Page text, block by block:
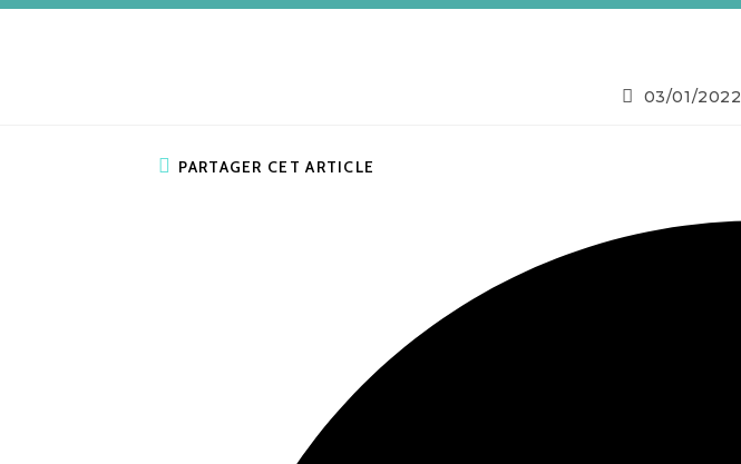
03/01/2022
PARTAGER CET ARTICLE